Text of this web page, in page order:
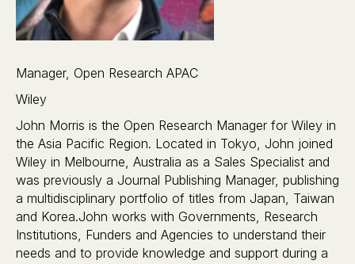
Manager, Open Research APAC
Wiley
John Morris is the Open Research Manager for Wiley in
the Asia Pacific Region. Located in Tokyo, John joined
Wiley in Melbourne, Australia as a Sales Specialist and
was previously a Journal Publishing Manager, publishing
a multidisciplinary portfolio of titles from Japan, Taiwan
and Korea.John works with Governments, Research
Institutions, Funders and Agencies to understand their
needs and to provide knowledge and support during a